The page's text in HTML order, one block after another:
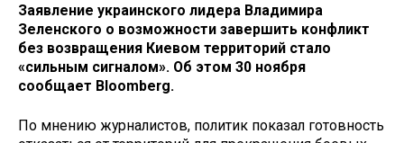
Заявление украинского лидера Владимира
Зеленского о возможности завершить конфликт
без возвращения Киевом территорий стало
«сильным сигналом». Об этом 30 ноября
сообщает Bloomberg.
По мнению журналистов, политик показал готовность